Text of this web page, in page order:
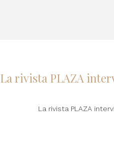
La rivista PLAZA
La rivista PLAZA